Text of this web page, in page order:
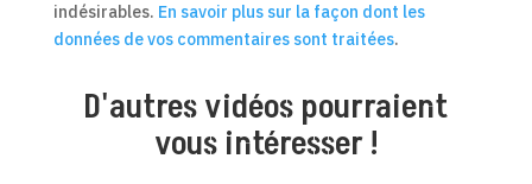
indésirables. En savoir plus sur la façon dont les
données de vos commentaires sont traitées.
D'autres vidéos pourraient
vous intéresser !